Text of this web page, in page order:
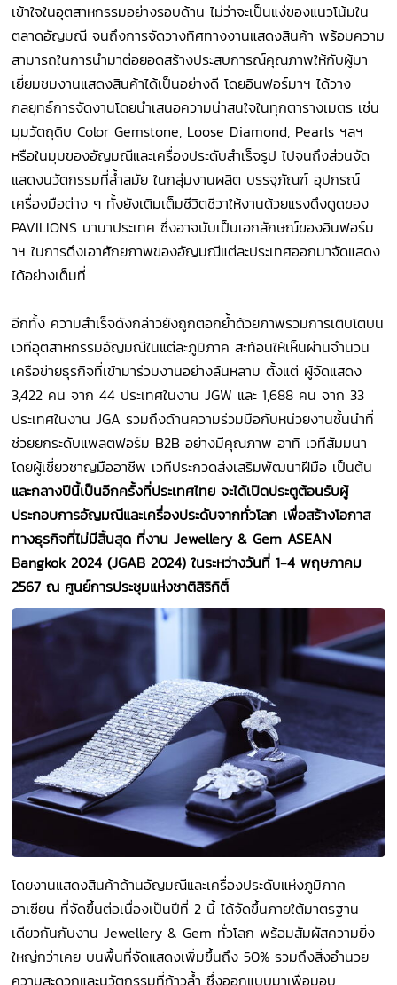
เข้าใจในอุตสาหกรรมอย่างรอบด้าน ไม่ว่าจะเป็นแง่ของแนวโน้มใน
ตลาดอัญมณี จนถึงการจัดวางทิศทางงานแสดงสินค้า พร้อมความ
สามารถในการนำมาต่อยอดสร้างประสบการณ์คุณภาพให้กับผู้มา
เยี่ยมชมงานแสดงสินค้าได้เป็นอย่างดี โดยอินฟอร์มาฯ ได้วาง
กลยุทธ์การจัดงานโดยนำเสนอความน่าสนใจในทุกตารางเมตร เช่น
มุมวัตถุดิบ Color Gemstone, Loose Diamond, Pearls ฯลฯ
หรือในมุมของอัญมณีและเครื่องประดับสำเร็จรูป ไปจนถึงส่วนจัด
แสดงนวัตกรรมที่ล้ำสมัย ในกลุ่มงานผลิต บรรจุภัณฑ์ อุปกรณ์
เครื่องมือต่าง ๆ ทั้งยังเติมเต็มชีวิตชีวาให้งานด้วยแรงดึงดูดของ
PAVILIONS นานาประเทศ ซึ่งอาจนับเป็นเอกลักษณ์ของอินฟอร์ม
าฯ ในการดึงเอาศักยภาพของอัญมณีแต่ละประเทศออกมาจัดแสดง
ได้อย่างเต็มที่
อีกทั้ง ความสำเร็จดังกล่าวยังถูกตอกย้ำด้วยภาพรวมการเติบโตบน
เวทีอุตสาหกรรมอัญมณีในแต่ละภูมิภาค สะท้อนให้เห็นผ่านจำนวน
เครือข่ายธุรกิจที่เข้ามาร่วมงานอย่างล้นหลาม ตั้งแต่ ผู้จัดแสดง
3,422 คน จาก 44 ประเทศในงาน JGW และ 1,688 คน จาก 33
ประเทศในงาน JGA รวมถึงด้านความร่วมมือกับหน่วยงานชั้นนำที่
ช่วยยกระดับแพลตฟอร์ม B2B อย่างมีคุณภาพ อาทิ เวทีสัมมนา
โดยผู้เชี่ยวชาญมืออาชีพ เวทีประกวดส่งเสริมพัฒนาฝีมือ เป็นต้น
และกลางปีนี้เป็นอีกครั้งที่ประเทศไทย จะได้เปิดประตูต้อนรับผู้
ประกอบการอัญมณีและเครื่องประดับจากทั่วโลก เพื่อสร้างโอกาส
ทางธุรกิจที่ไม่มีสิ้นสุด ที่งาน Jewellery & Gem ASEAN
Bangkok 2024 (JGAB 2024) ในระหว่างวันที่ 1-4 พฤษภาคม
2567 ณ ศูนย์การประชุมแห่งชาติสิริกิติ์
โดยงานแสดงสินค้าด้านอัญมณีและเครื่องประดับแห่งภูมิภาค
อาเซียน ที่จัดขึ้นต่อเนื่องเป็นปีที่ 2 นี้ ได้จัดขึ้นภายใต้มาตรฐาน
เดียวกันกับงาน Jewellery & Gem ทั่วโลก พร้อมสัมผัสความยิ่ง
ใหญ่กว่าเคย บนพื้นที่จัดแสดงเพิ่มขึ้นถึง 50% รวมถึงสิ่งอำนวย
ความสะดวกและนวัตกรรมที่ก้าวล้ำ ซึ่งออกแบบมาเพื่อมอบ